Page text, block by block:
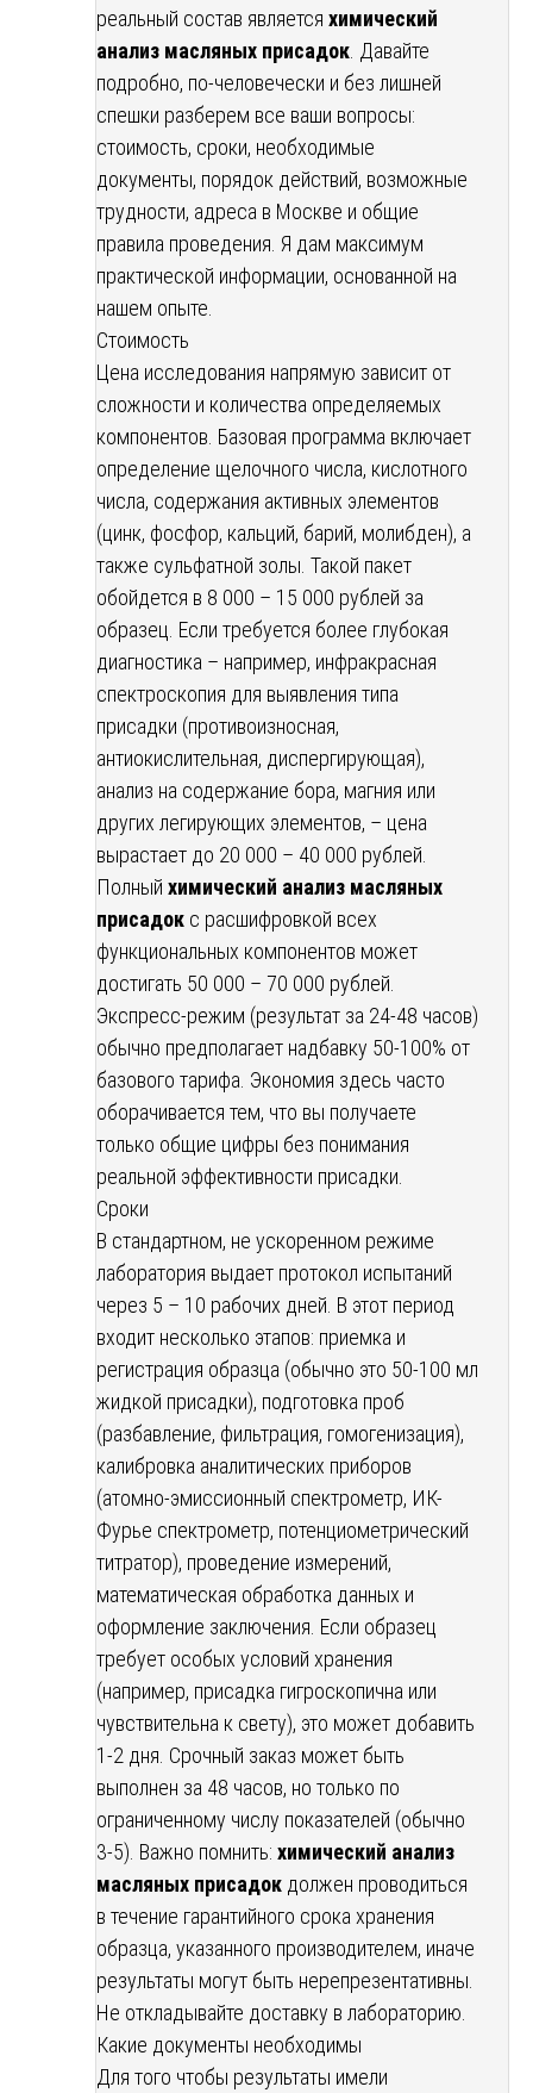
реальный состав является химический
анализ масляных присадок . Давайте
подробно, по-человечески и без лишней
спешки разберем все ваши вопросы:
стоимость, сроки, необходимые
документы, порядок действий, возможные
трудности, адреса в Москве и общие
правила проведения. Я дам максимум
практической информации, основанной на
нашем опыте.
Стоимость
Цена исследования напрямую зависит от
сложности и количества определяемых
компонентов. Базовая программа включает
определение щелочного числа, кислотного
числа, содержания активных элементов
(цинк, фосфор, кальций, барий, молибден), а
также сульфатной золы. Такой пакет
обойдется в 8 000 – 15 000 рублей за
образец. Если требуется более глубокая
диагностика – например, инфракрасная
спектроскопия для выявления типа
присадки (противоизносная,
антиокислительная, диспергирующая),
анализ на содержание бора, магния или
других легирующих элементов, – цена
вырастает до 20 000 – 40 000 рублей.
Полный химический анализ масляных
присадок с расшифровкой всех
функциональных компонентов может
достигать 50 000 – 70 000 рублей.
Экспресс-режим (результат за 24-48 часов)
обычно предполагает надбавку 50-100% от
базового тарифа. Экономия здесь часто
оборачивается тем, что вы получаете
только общие цифры без понимания
реальной эффективности присадки.
Сроки
В стандартном, не ускоренном режиме
лаборатория выдает протокол испытаний
через 5 – 10 рабочих дней. В этот период
входит несколько этапов: приемка и
регистрация образца (обычно это 50-100 мл
жидкой присадки), подготовка проб
(разбавление, фильтрация, гомогенизация),
калибровка аналитических приборов
(атомно-эмиссионный спектрометр, ИК-
Фурье спектрометр, потенциометрический
титратор), проведение измерений,
математическая обработка данных и
оформление заключения. Если образец
требует особых условий хранения
(например, присадка гигроскопична или
чувствительна к свету), это может добавить
1-2 дня. Срочный заказ может быть
выполнен за 48 часов, но только по
ограниченному числу показателей (обычно
3-5). Важно помнить: химический анализ
масляных присадок должен проводиться
в течение гарантийного срока хранения
образца, указанного производителем, иначе
результаты могут быть нерепрезентативны.
Не откладывайте доставку в лабораторию.
Какие документы необходимы
Для того чтобы результаты имели